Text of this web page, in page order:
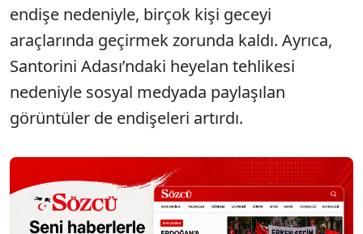
endişe nedeniyle, birçok kişi geceyi
araçlarında geçirmek zorunda kaldı. Ayrıca,
Santorini Adası’ndaki heyelan tehlikesi
nedeniyle sosyal medyada paylaşılan
görüntüler de endişeleri artırdı.